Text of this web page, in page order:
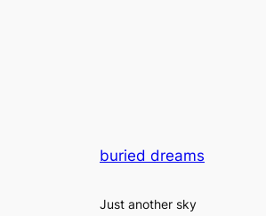
buried dreams
Just another sky